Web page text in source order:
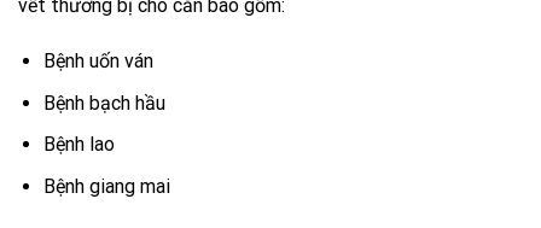
vết thương bị chó cắn bao gồm:
Bệnh uốn ván
Bệnh bạch hầu
Bệnh lao
Bệnh giang mai